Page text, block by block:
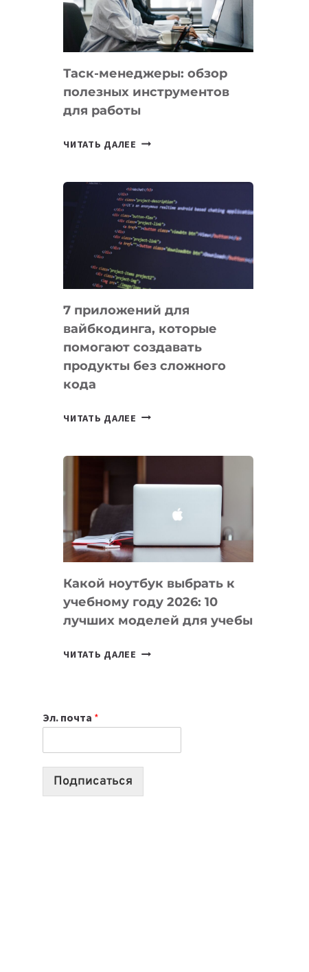
«ИСКУССТВЕННОГО
ИНЖЕНЕРА»
Таск-менеджеры: обзор
полезных инструментов
для работы
ЧИТАТЬ ДАЛЕЕ ТАСК-
ПОЛЕЗНЫХ
ИНСТРУМЕНТОВ
ДЛЯ
РАБОТЫ
7 приложений для
вайбкодинга, которые
помогают создавать
продукты без сложного
кода
ЧИТАТЬ ДАЛЕЕ
КОТОРЫЕ
СОЗДАВАТЬ
БЕЗ
КОДА
Какой ноутбук выбрать к
учебному году 2026: 10
лучших моделей для учебы
ЧИТАТЬ ДАЛЕЕ КАКОЙ
2026:
10
Эл. почта *
Подписаться